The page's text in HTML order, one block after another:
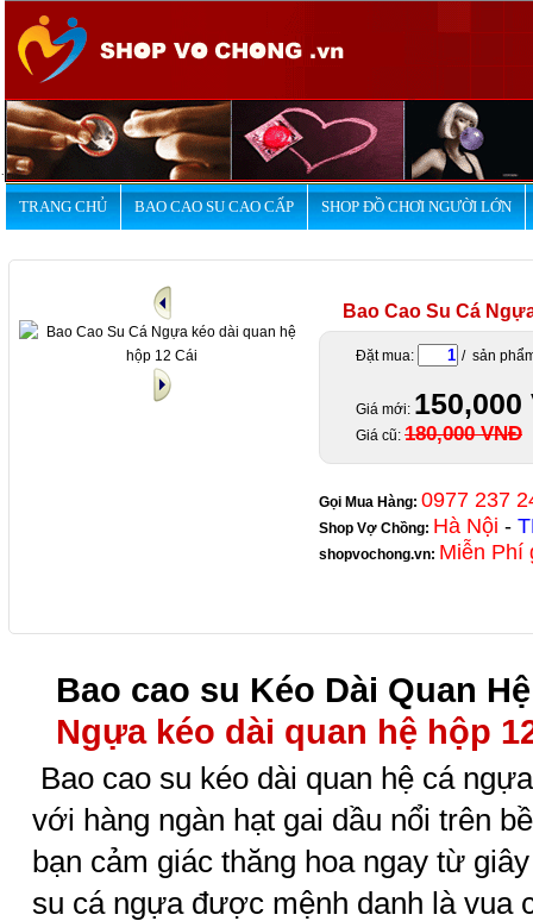
TRANG CHỦ BAO CAO SU CAO CẤP SHOP ĐỒ CHƠI NGƯỜI LỚN
Bao Cao Su Cá
Đặt mua: / sản
Giá mới: 150,000
Giá cũ: 180,000 VNĐ
Gọi Mua Hàng: 0977 237
Shop Vợ Chồng: Hà Nội -
shopvochong.vn: Miễn Phí
Bao cao su Kéo Dài Quan Hệ
Ngựa kéo dài quan hệ hộp
Bao cao su kéo dài quan hệ cá
với hàng ngàn hạt gai dầu nổi trên
bạn cảm giác thăng hoa ngay từ
su cá ngựa được mệnh danh là vua